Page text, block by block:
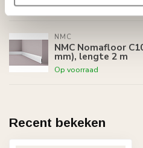
Op voorraad
NMC
NMC Nomafloor
mm), lengte 2 m
Op voorraad
Recent bekeken